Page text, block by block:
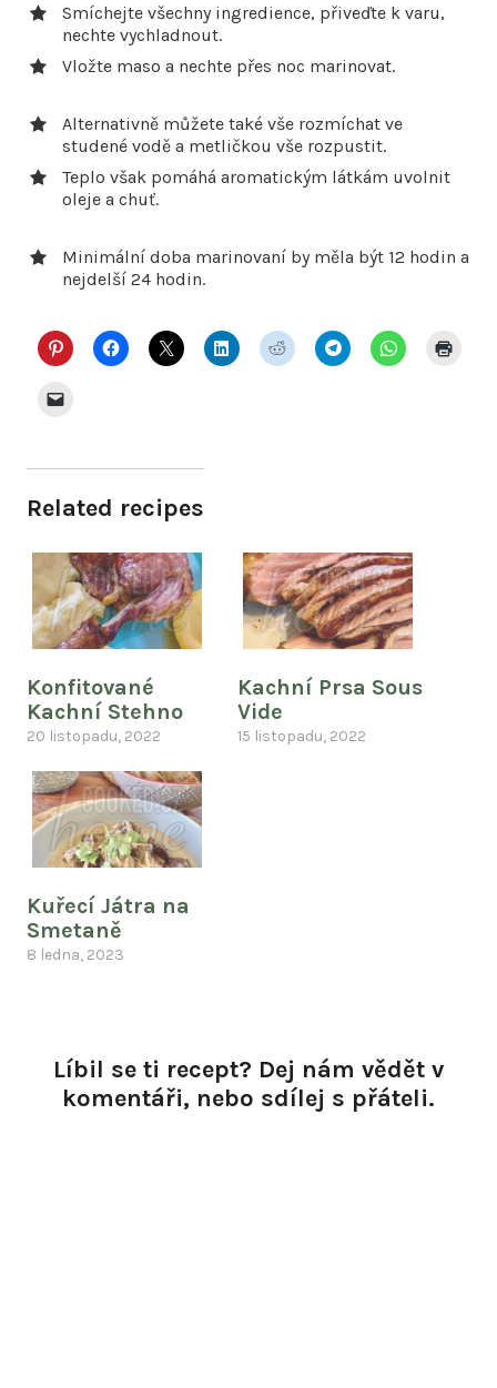
Smíchejte všechny ingredience, přiveďte k varu,
nechte vychladnout.
Vložte maso a nechte přes noc marinovat.
Alternativně můžete také vše rozmíchat ve
studené vodě a metličkou vše rozpustit.
Teplo však pomáhá aromatickým látkám uvolnit
oleje a chuť.
Minimální doba marinovaní by měla být 12 hodin a
nejdelší 24 hodin.
Related recipes
Konfitované
Kachní Stehno
20 listopadu, 2022
Kachní Prsa Sous
Vide
15 listopadu, 2022
Kuřecí Játra na
Smetaně
8 ledna, 2023
Líbil se ti recept? Dej nám vědět v
komentáři, nebo sdílej s přáteli.